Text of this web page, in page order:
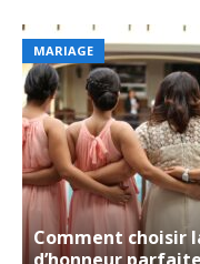
MARIAGE
Comment choisir